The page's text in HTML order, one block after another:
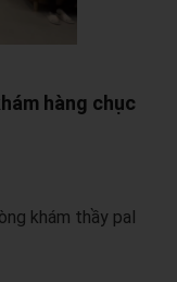
hàng chục
khám thầy pal